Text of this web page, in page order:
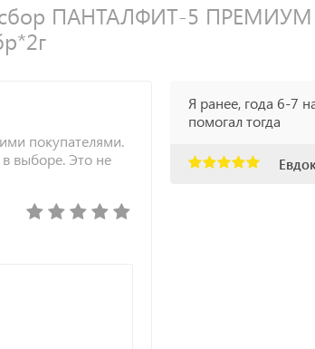
ПАНТАЛФИТ-5 ПРЕМИУМ
покупателями.
выборе. Это не
Я ранее, года 6-7
помогал тогда